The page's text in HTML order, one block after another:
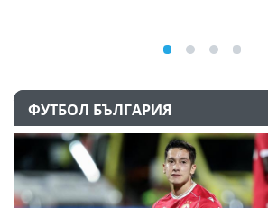
ФУТБОЛ БЪЛГАРИЯ